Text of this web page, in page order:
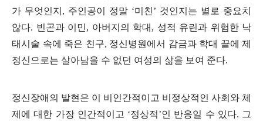
가 무엇인지 , 주인공이 정말 ‘미친’ 것인지는 별로 중요치
않다. 빈곤과 이민, 아버지의 학대 , 성적 유린과 위험한 낙
태시술 속에 죽은 친구, 정신병원에서 감금과 학대 끝에 제
정신으로는 살아남을 수 없던 여성의 삶을 보여 준다.
정신장애의 발현은 이 비인간적이고 비정상적인 사회와 체
제에 대한 가장 인간적이고 ‘정상적’인 반응일 수 있다. 그